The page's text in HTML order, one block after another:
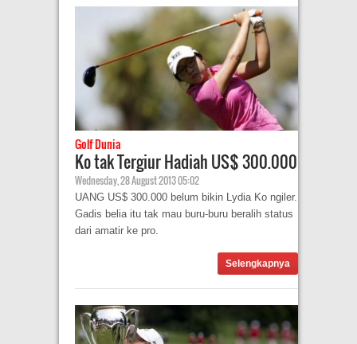
Golf Dunia
Ko tak Tergiur Hadiah US$ 300.000
Wednesday, 28 August 2013 05:02
UANG US$ 300.000 belum bikin Lydia Ko ngiler.
Gadis belia itu tak mau buru-buru beralih status
dari amatir ke pro.
Selengkapnya